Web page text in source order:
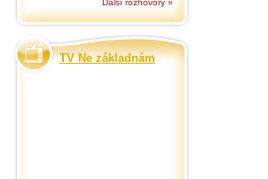
Další rozhovory »
TV Ne základnám